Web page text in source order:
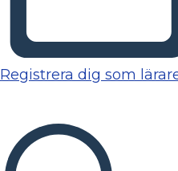
Registrera dig som